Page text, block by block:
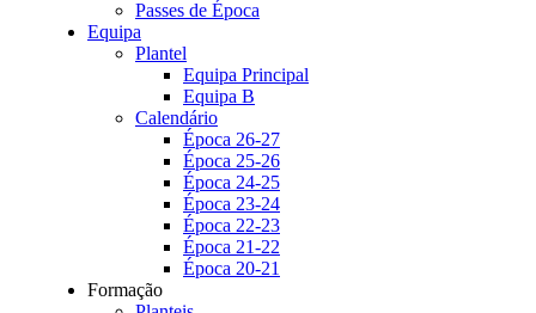
Passes de Época
Equipa
Plantel
Equipa Principal
Equipa B
Calendário
Época 26-27
Época 25-26
Época 24-25
Época 23-24
Época 22-23
Época 21-22
Época 20-21
Formação